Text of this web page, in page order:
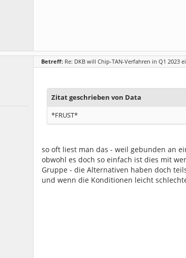
Betreff: Re: DKB will Chip-TAN-Verfahren in Q1
Zitat geschrieben von Data
*FRUST*
so oft liest man das - weil gebunden an
obwohl es doch so einfach ist dies mit
Gruppe - die Alternativen haben doch
und wenn die Konditionen leicht